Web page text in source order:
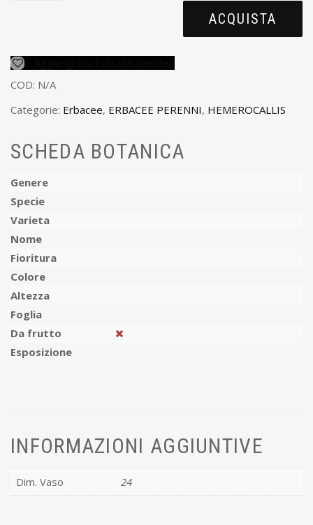
ACQUISTA
COD: N/A
Categorie: Erbacee, ERBACEE PERENNI, HEMEROCALLIS
SCHEDA BOTANICA
Genere
Specie
Varieta
Nome
Fioritura
Colore
Altezza
Foglia
Da frutto
Esposizione
INFORMAZIONI AGGIUNTIVE
Dim. Vaso 24